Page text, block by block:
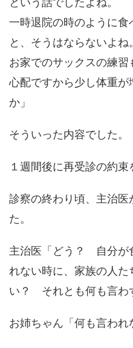
一時退院の時のように
と、そうはならないよね。
お家でのサックスの練
心配ですから少し体重が
か」
そういった内容でした。
１週間後に再受診の約束
診察の終わり頃、主治医
た。
主治医「どう？ 自分が
れない時に、家族の人た
い？ それとも何も言わ
お姉ちゃん「何も言われ